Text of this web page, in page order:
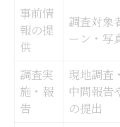
信頼される浮
信頼でき
浮気調査
安心して
浮気調査
事前情
報の提
供
調査対象
ーン・写
調査実
施・報
告
現地調査
中間報告
の提出